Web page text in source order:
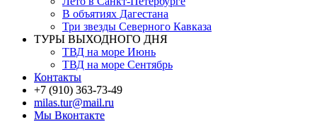
В объятиях Дагестана
Три звезды Северного Кавказа
ТУРЫ ВЫХОДНОГО ДНЯ
ТВД на море Июнь
ТВД на море Сентябрь
Контакты
+7 (910) 363-73-49
milas.tur@mail.ru
Мы Вконтакте